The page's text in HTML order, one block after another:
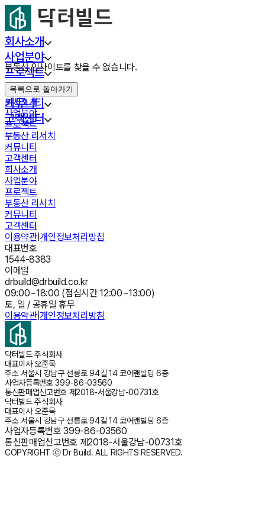
회사소개
사업분야
프로젝트
부동산 리서치
커뮤니티
고객센터
부동산 인사이트를 찾을 수 없습니다.
목록으로 돌아가기
회사소개
사업분야
프로젝트
부동산 리서치
커뮤니티
고객센터
회사소개
사업분야
프로젝트
부동산 리서치
커뮤니티
고객센터
이용약관|개인정보처리방침
대표번호
1544-8383
이메일
drbuild@drbuild.co.kr
09:00~18:00 (점심시간 12:00~13:00)
토, 일 / 공휴일 휴무
이용약관|개인정보처리방침
닥터빌드 주식회사
대표이사오준묵
주소 서울시 강남구 선릉로 94길 14 코어랜빌딩 6층
사업자등록번호 399-86-03560
통신판매업신고번호 제2018-서울강남-00731호
닥터빌드 주식회사
대표이사오준묵
주소 서울시 강남구 선릉로 94길 14 코어랜빌딩 6층
사업자등록번호 399-86-03560
통신판매업신고번호 제2018-서울강남-00731호
COPYRIGHT ⓒ Dr Build. ALL RIGHTS RESERVED.